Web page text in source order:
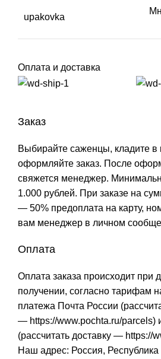
upakovka
Оплата и доставка
Заказ
Выбирайте саженцы, кладите в
оформляйте заказ. После
свяжется менеджер.
1.000 рублей. При заказе на
— 50% предоплата на карту,
вам менеджер в личном
Оплата
Оплата заказа происходит при
получении, согласно тарифам
платежа Почта России
— https://www.pochta.ru/parcels)
(рассчитать доставку — https://
Наш адрес: Россия,